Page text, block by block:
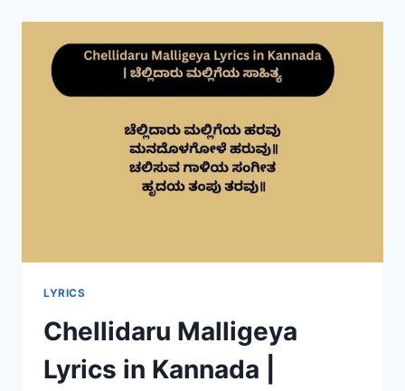
IN
KANNADA
|
ಜಯ
ಕೊಲ್ಹಾಪುರ
ಸಾಹಿತ್ಯ
LYRICS
Chellidaru Malligeya
Lyrics in Kannada |